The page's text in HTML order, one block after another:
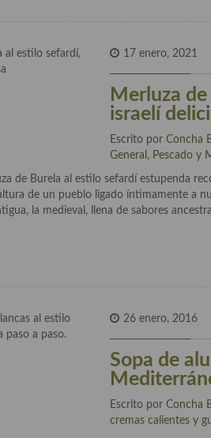
17 enero, 2021
Merluza
israelí
Escrito porConcha
General , Pescado y
de Burela al estilo sefardí estupenda
de un pueblo ligado íntimamente a
la medieval, llena de sabores
26 enero, 2016
Sopa de
Escrito porConcha
cremas calientes y